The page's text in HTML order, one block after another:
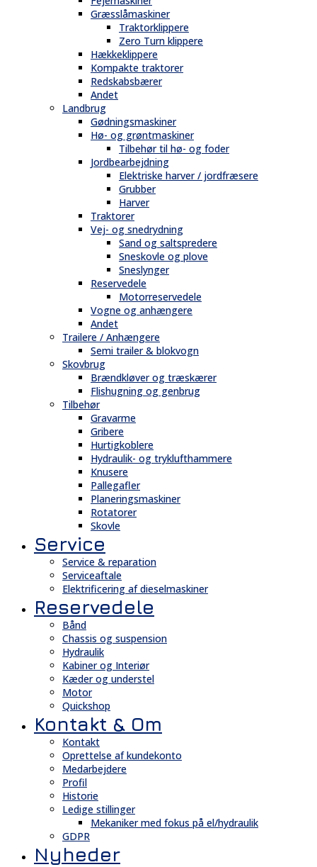
Græsslåmaskiner
Traktorklippere
Zero Turn klippere
Hækkeklippere
Kompakte traktorer
Redskabsbærer
Andet
Landbrug
Gødningsmaskiner
Hø- og grøntmaskiner
Tilbehør til hø- og foder
Jordbearbejdning
Elektriske harver / jordfræsere
Grubber
Harver
Traktorer
Vej- og snedrydning
Sand og saltspredere
Sneskovle og plove
Sneslynger
Reservedele
Motorreservedele
Vogne og anhængere
Andet
Trailere / Anhængere
Semi trailer & blokvogn
Skovbrug
Brændkløver og træskærer
Flishugning og genbrug
Tilbehør
Gravarme
Gribere
Hurtigkoblere
Hydraulik- og tryklufthammere
Knusere
Pallegafler
Planeringsmaskiner
Rotatorer
Skovle
Service
Service & reparation
Serviceaftale
Elektrificering af dieselmaskiner
Reservedele
Bånd
Chassis og suspension
Hydraulik
Kabiner og Interiør
Kæder og understel
Motor
Quickshop
Kontakt & Om
Kontakt
Oprettelse af kundekonto
Medarbejdere
Profil
Historie
Ledige stillinger
Mekaniker med fokus på el/hydraulik
GDPR
Nyheder